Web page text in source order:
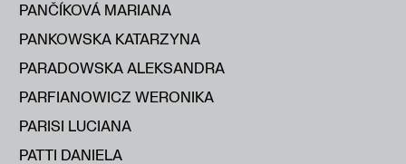
PANČÍKOVÁ MARIANA
PANKOWSKA KATARZYNA
PARADOWSKA ALEKSANDRA
PARFIANOWICZ WERONIKA
PARISI LUCIANA
PATTI DANIELA